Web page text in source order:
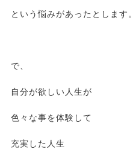
という悩みがあったとします。
で、
自分が欲しい人生が
色々な事を体験して
充実した人生